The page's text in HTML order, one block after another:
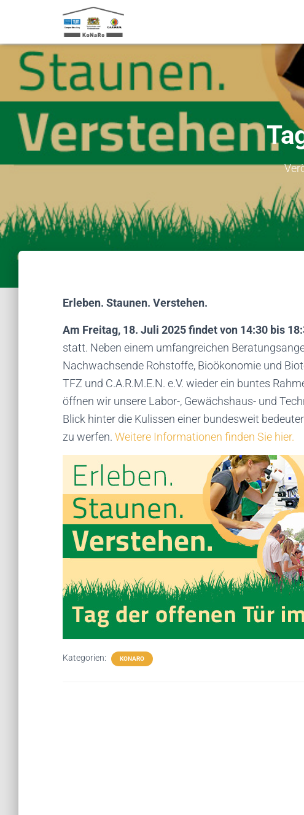
Erleben. Staunen. Verstehen.
Am Freitag, 18. Juli 2025 findet von 14:30 bis
statt. Neben einem umfangreichen
Nachwachsende Rohstoffe, Bioökonomie und
TFZ und C.A.R.M.E.N. e.V. wieder ein buntes
öffnen wir unsere Labor-, Gewächshaus- und
Blick hinter die Kulissen einer bundesweit
zu werfen. Weitere Informationen finden Sie hier.
Kategorien: KONARO